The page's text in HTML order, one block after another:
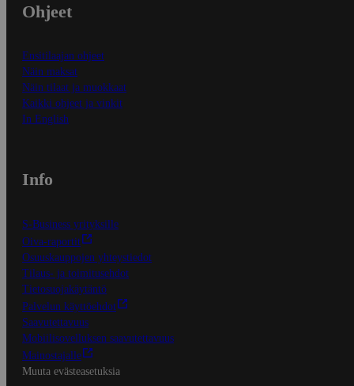
Ohjeet
Ensitilaajan ohjeet
Näin maksat
Näin tilaat ja muokkaat
Kaikki ohjeet ja vinkit
In English
Info
S-Business yrityksille
Oiva-raportit
Osuuskauppojen yhteystiedot
Tilaus- ja toimitusehdot
Tietosuojakäytäntö
Palvelun käyttöehdot
Saavutettavuus
Mobiilisovelluksen saavutettavuus
Mainostajalle
Muuta evästeasetuksia